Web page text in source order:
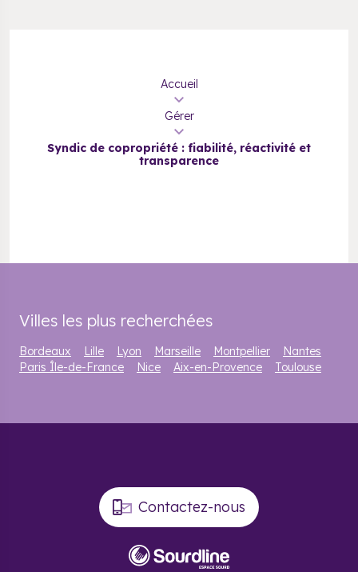
Accueil
Gérer
Syndic de copropriété : fiabilité, réactivité et
transparence
Villes les plus recherchées
Bordeaux Lille Lyon Marseille Montpellier
Nantes
Paris Île-de-France
Nice Aix-en-Provence Toulouse
Contactez-nous